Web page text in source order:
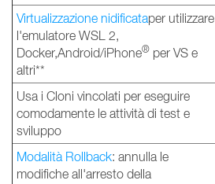
Virtualizzazione nidificataper utilizzare
l'emulatore WSL 2,
Docker,Android/iPhone® per VS e
altri**
Usa i Cloni vincolati per eseguire
comodamente le attività di test e
sviluppo
Modalità Rollback: annulla le
modifiche all'arresto della